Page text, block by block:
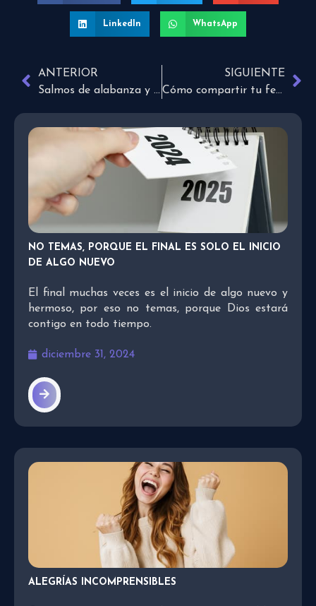
LinkedIn WhatsApp
ANTERIOR
Salmos de alabanza y agradecimiento a Dios
SIGUIENTE
Cómo compartir tu fe durante la Navidad
NO TEMAS, PORQUE EL FINAL ES SOLO EL INICIO
DE ALGO NUEVO
El final muchas veces es el inicio de algo nuevo y
hermoso, por eso no temas, porque Dios estará
contigo en todo tiempo.
diciembre 31, 2024
ALEGRÍAS INCOMPRENSIBLES